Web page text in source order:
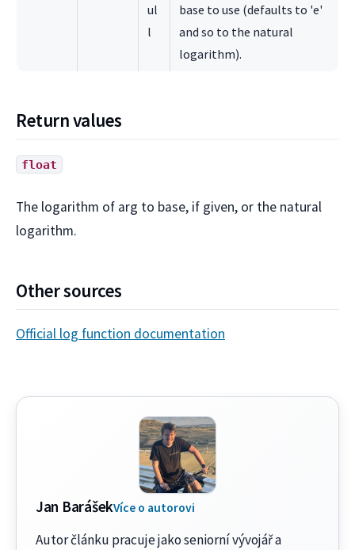
ul
l
base to use (defaults to 'e'
and so to the natural
logarithm).
Return values
float
The logarithm of arg to base, if given, or the natural
logarithm.
Other sources
Official log function documentation
Jan BarášekVíce o autorovi
Autor článku pracuje jako seniorní vývojář a